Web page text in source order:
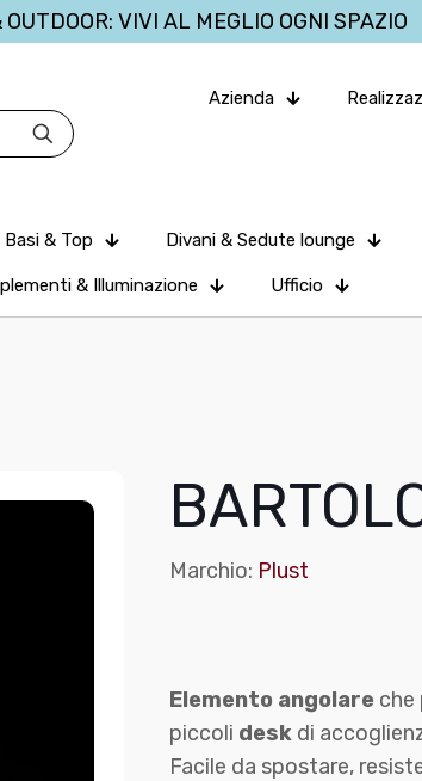
OUTDOOR: VIVI AL MEGLIO OGNI SPAZIO
Azienda
Basi & Top Divani & Sedute lounge
& Illuminazione Ufficio
Marchio: Plust
Elemento angolare che
piccoli desk di
Facile da spostare,